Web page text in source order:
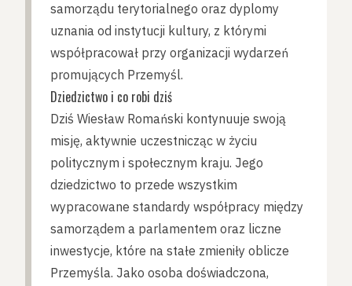
samorządu terytorialnego oraz dyplomy
uznania od instytucji kultury, z którymi
współpracował przy organizacji wydarzeń
promujących Przemyśl.
Dziedzictwo i co robi dziś
Dziś Wiesław Romański kontynuuje swoją
misję, aktywnie uczestnicząc w życiu
politycznym i społecznym kraju. Jego
dziedzictwo to przede wszystkim
wypracowane standardy współpracy między
samorządem a parlamentem oraz liczne
inwestycje, które na stałe zmieniły oblicze
Przemyśla. Jako osoba doświadczona,